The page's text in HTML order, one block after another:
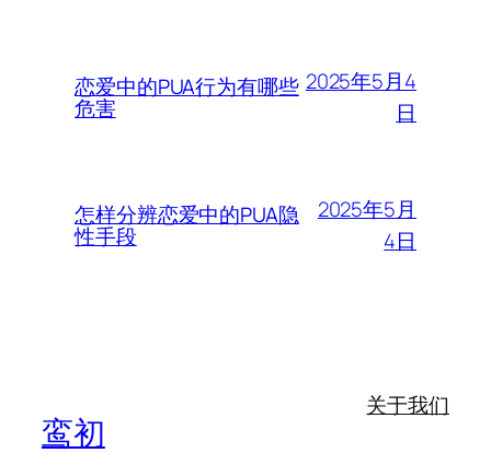
恋爱中的PUA行为有哪些
危害
2025年5月4
日
怎样分辨恋爱中的PUA隐
性手段
2025年5月
4日
鸾初
关于我们